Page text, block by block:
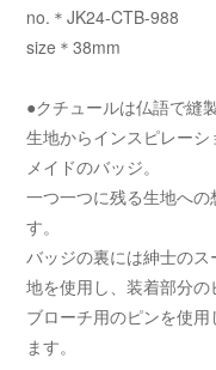
no.＊JK24-CTB-988
size＊38mm
●クチュールは仏語で縫
生地からインスピレー
メイドのバッジ。
一つ一つに残る生地へ
す。
バッジの裏には紳士の
地を使用し、装着部分
ブローチ用のピンを使
ます。